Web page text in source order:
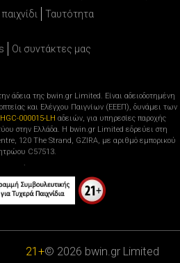
Ταυτότητα
Oι συντάκτες μας
άδεια της bwin.gr Limited. Είναι αδειοδοτημένη
και Ελέγχου Παιγνίων (ΕΕΕΠ), δυνάμει των
000015-LH αδειών, για υπηρεσίες παροχής
στην Ελλάδα. Η bwin.gr Limited εδρεύει στη
120 The Strand, GZIRA, με αριθμό εμπορικού
C57513.
.
21+© 2026 bwin.gr Limited